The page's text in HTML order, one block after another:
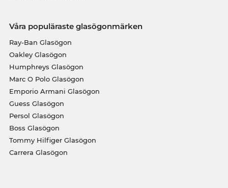
Våra populäraste glasögonmärken
Ray-Ban Glasögon
Oakley Glasögon
Humphreys Glasögon
Marc O Polo Glasögon
Emporio Armani Glasögon
Guess Glasögon
Persol Glasögon
Boss Glasögon
Tommy Hilfiger Glasögon
Carrera Glasögon